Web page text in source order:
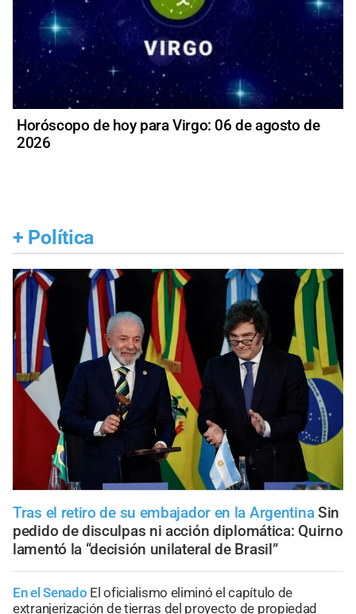
Horóscopo de hoy para Virgo: 06 de agosto de
2026
+ Política
Tras el retiro de su embajador en la Argentina Sin
pedido de disculpas ni acción diplomática: Quirno
lamentó la “decisión unilateral de Brasil”
En el Senado El oficialismo eliminó el capítulo de
extranjerización de tierras del proyecto de propiedad